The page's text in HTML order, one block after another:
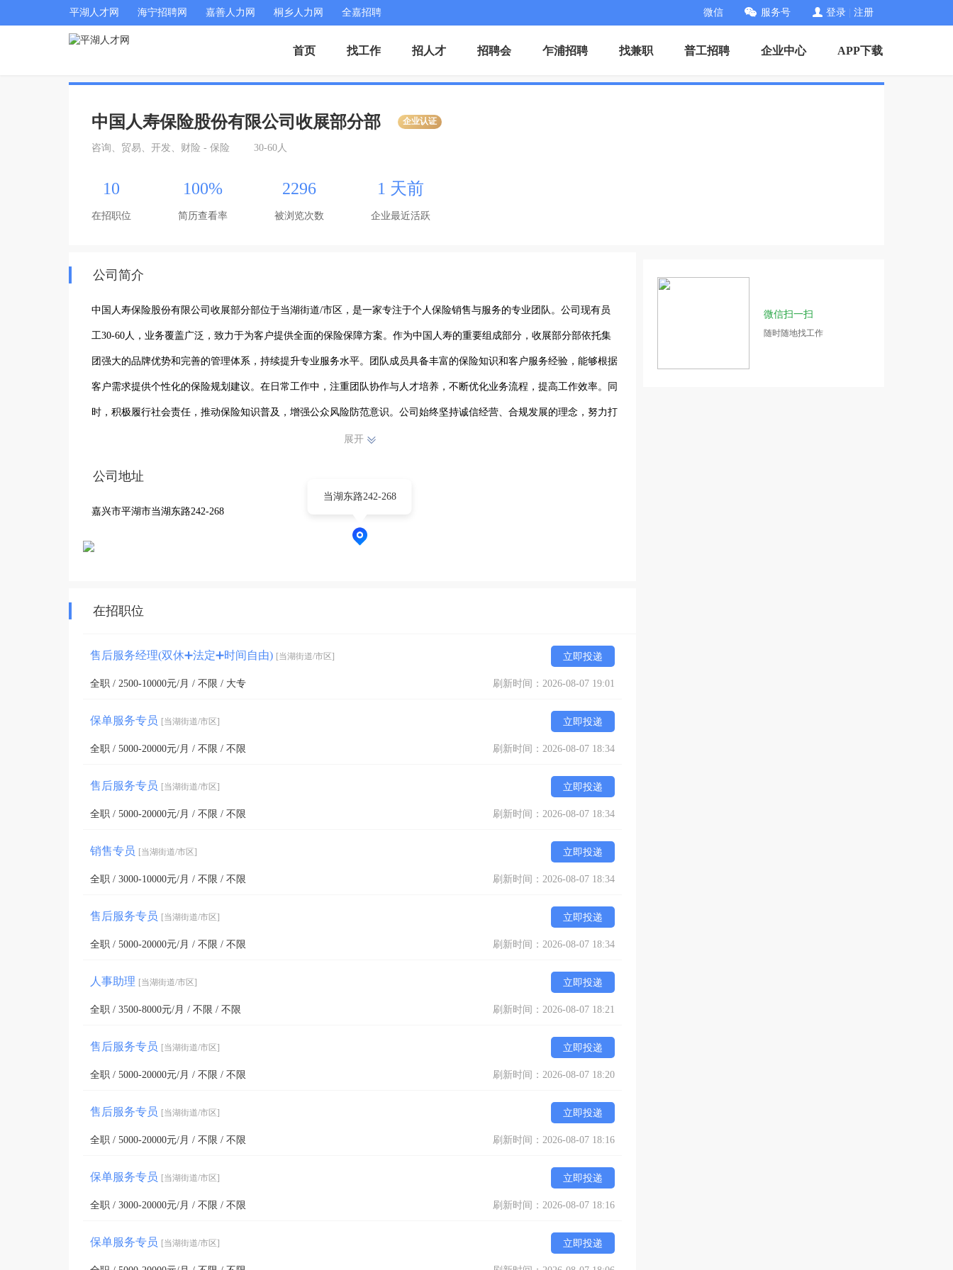
平湖人才网 海宁招聘网 嘉善人力网 桐乡人力网 全嘉招聘 微信 服务号 登录 注册
首页 找工作 招人才 招聘会 乍浦招聘 找兼职 普工招聘 企业中心 APP下载
中国人寿保险股份有限公司收展部分部 企业认证
咨询、贸易、开发、财险 - 保险 30-60人
10
在招职位
100%
简历查看率
2296
被浏览次数
1 天前
企业最近活跃
公司简介
中国人寿保险股份有限公司收展部分部位于当湖街道/市区，是一家专注于个人保险销售与服务的专业团队。公司现有员
工30-60人，业务覆盖广泛，致力于为客户提供全面的保险保障方案。作为中国人寿的重要组成部分，收展部分部依托集
团强大的品牌优势和完善的管理体系，持续提升专业服务水平。团队成员具备丰富的保险知识和客户服务经验，能够根据
客户需求提供个性化的保险规划建议。在日常工作中，注重团队协作与人才培养，不断优化业务流程，提高工作效率。同
时，积极履行社会责任，推动保险知识普及，增强公众风险防范意识。公司始终坚持诚信经营、合规发展的理念，努力打
造一支专业、高效、有温度的保险服务团队，为客户提供更优质的保险保障和服务体验。
展开
公司地址
嘉兴市平湖市当湖东路242-268
当湖东路242-268
在招职位
售后服务经理(双休➕法定➕时间自由) [当湖街道/市区] 立即投递
全职 / 2500-10000元/月 / 不限 / 大专 刷新时间：2026-08-07 19:01
保单服务专员 [当湖街道/市区] 立即投递
全职 / 5000-20000元/月 / 不限 / 不限 刷新时间：2026-08-07 18:34
售后服务专员 [当湖街道/市区] 立即投递
全职 / 5000-20000元/月 / 不限 / 不限 刷新时间：2026-08-07 18:34
销售专员 [当湖街道/市区] 立即投递
全职 / 3000-10000元/月 / 不限 / 不限 刷新时间：2026-08-07 18:34
售后服务专员 [当湖街道/市区] 立即投递
全职 / 5000-20000元/月 / 不限 / 不限 刷新时间：2026-08-07 18:34
人事助理 [当湖街道/市区] 立即投递
全职 / 3500-8000元/月 / 不限 / 不限 刷新时间：2026-08-07 18:21
售后服务专员 [当湖街道/市区] 立即投递
全职 / 5000-20000元/月 / 不限 / 不限 刷新时间：2026-08-07 18:20
售后服务专员 [当湖街道/市区] 立即投递
全职 / 5000-20000元/月 / 不限 / 不限 刷新时间：2026-08-07 18:16
保单服务专员 [当湖街道/市区] 立即投递
全职 / 3000-20000元/月 / 不限 / 不限 刷新时间：2026-08-07 18:16
保单服务专员 [当湖街道/市区] 立即投递
微信扫一扫
随时随地找工作